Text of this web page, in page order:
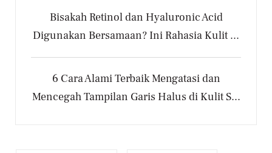
Bisakah Retinol dan Hyaluronic Acid
Digunakan Bersamaan? Ini Rahasia Kulit ...
6 Cara Alami Terbaik Mengatasi dan
Mencegah Tampilan Garis Halus di Kulit S...